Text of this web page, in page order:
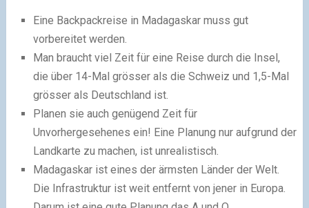
Eine Backpackreise in Madagaskar muss gut
vorbereitet werden.
Man braucht viel Zeit für eine Reise durch die Insel,
die über 14-Mal grösser als die Schweiz und 1,5-Mal
grösser als Deutschland ist.
Planen sie auch genügend Zeit für
Unvorhergesehenes ein! Eine Planung nur aufgrund der
Landkarte zu machen, ist unrealistisch.
Madagaskar ist eines der ärmsten Länder der Welt.
Die Infrastruktur ist weit entfernt von jener in Europa.